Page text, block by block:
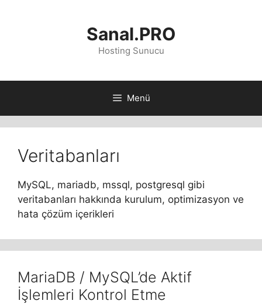
Sanal.PRO
Hosting Sunucu
Menü
Veritabanları
MySQL, mariadb, mssql, postgresql gibi
veritabanları hakkında kurulum, optimizasyon ve
hata çözüm içerikleri
MariaDB / MySQL’de Aktif
İşlemleri Kontrol Etme